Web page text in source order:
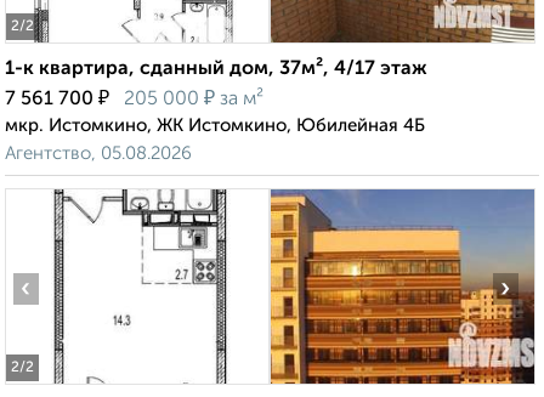
2/2
1-к квартира, сданный дом, 37м², 4/17 этаж
7 561 700 ₽ 205 000 ₽ за м²
мкр. Истомкино, ЖК Истомкино, Юбилейная 4Б
Агентство, 05.08.2026
2/2
‹ ›